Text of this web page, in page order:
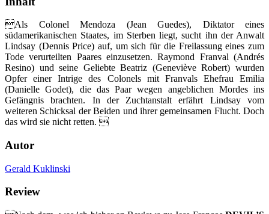
Als Colonel Mendoza (Jean Guedes), Diktator eines
südamerikanischen Staates, im Sterben liegt, sucht ihn der Anwalt
Lindsay (Dennis Price) auf, um sich für die Freilassung eines zum
Tode verurteilten Paares einzusetzen. Raymond Franval (Andrés
Resino) und seine Geliebte Beatriz (Geneviève Robert) wurden
Opfer einer Intrige des Colonels mit Franvals Ehefrau Emilia
(Danielle Godet), die das Paar wegen angeblichen Mordes ins
Gefängnis brachten. In der Zuchtanstalt erfährt Lindsay vom
weiteren Schicksal der Beiden und ihrer gemeinsamen Flucht. Doch
das wird sie nicht retten. 
Autor
Gerald Kuklinski
Review